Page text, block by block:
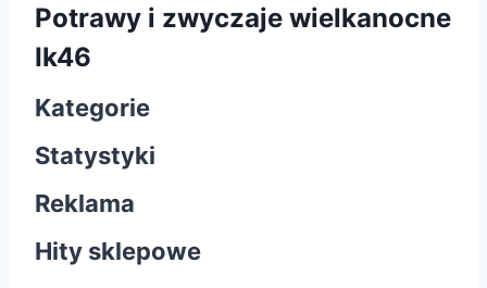
Potrawy i zwyczaje wielkanocne
Ik46
Kategorie
Statystyki
Reklama
Hity sklepowe